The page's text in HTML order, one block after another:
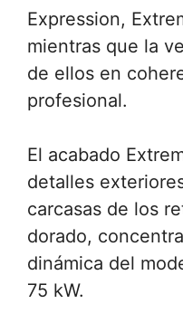
Expression,
mientras que la
de ellos en
profesional.
El acabado
detalles
carcasas de los
dorado,
dinámica del
75 kW.